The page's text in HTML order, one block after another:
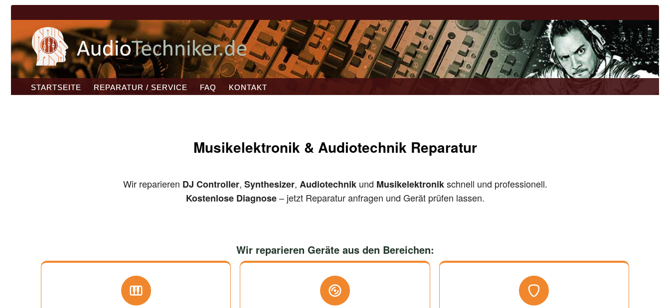
STARTSEITE REPARATUR / SERVICE FAQ KONTAKT
Musikelektronik & Audiotechnik Reparatur
Wir reparieren DJ Controller, Synthesizer, Audiotechnikund Musikelektronikschnell und professionell.
Kostenlose Diagnose– jetzt Reparatur anfragen und Gerät prüfen lassen.
Wir reparieren Geräte aus den Bereichen: